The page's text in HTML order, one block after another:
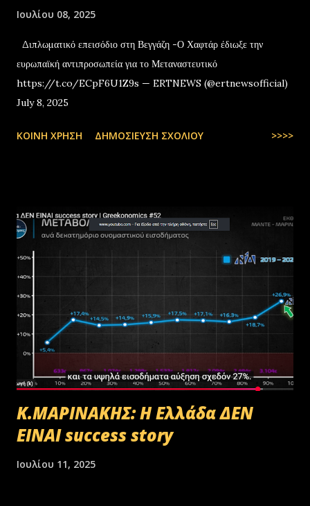
Ιουλίου 08, 2025
Διπλωματικό επεισόδιο στη Βεγγάζη -Ο Χαφτάρ έδιωξε την
ευρωπαϊκή αντιπροσωπεία για το Μεταναστευτικό
https://t.co/ECpF6U1Z9s — ERTNEWS (@ertnewsofficial)
July 8, 2025
ΚΟΙΝΉ ΧΡΉΣΗ ΔΗΜΟΣΊΕΥΣΗ ΣΧΟΛΊΟΥ >>>>
Κ.ΜΑΡΙΝΑΚΗΣ: Η Ελλάδα ΔΕΝ
ΕΙΝΑΙ success story
Ιουλίου 11, 2025